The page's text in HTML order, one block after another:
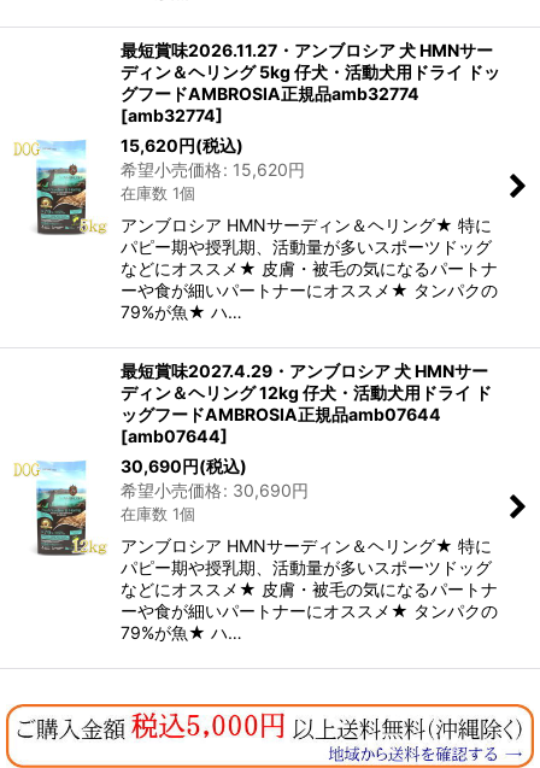
最短賞味2026.11.27・アンブロシア 犬 HMNサー
ディン＆ヘリング 5kg 仔犬・活動犬用ドライ ドッ
グフードAMBROSIA正規品amb32774
[amb32774]
15,620円(税込)
希望小売価格: 15,620円
在庫数 1個
アンブロシア HMNサーディン＆ヘリング★ 特に
パピー期や授乳期、活動量が多いスポーツドッグ
などにオススメ★ 皮膚・被毛の気になるパートナ
ーや食が細いパートナーにオススメ★ タンパクの
79%が魚★ ハ…
最短賞味2027.4.29・アンブロシア 犬 HMNサー
ディン＆ヘリング 12kg 仔犬・活動犬用ドライ ド
ッグフードAMBROSIA正規品amb07644
[amb07644]
30,690円(税込)
希望小売価格: 30,690円
在庫数 1個
アンブロシア HMNサーディン＆ヘリング★ 特に
パピー期や授乳期、活動量が多いスポーツドッグ
などにオススメ★ 皮膚・被毛の気になるパートナ
ーや食が細いパートナーにオススメ★ タンパクの
79%が魚★ ハ…